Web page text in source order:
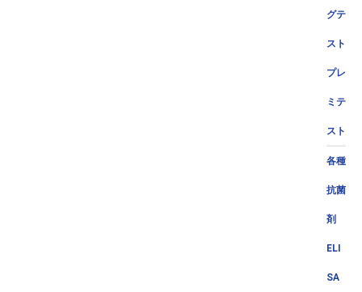
グテ
スト
プレ
ミテ
スト
各種
抗菌
剤
ELI
SA